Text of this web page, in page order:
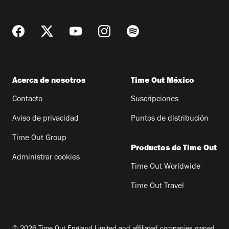
Acerca de nosotros
Contacto
Aviso de privacidad
Time Out Group
Administrar cookies
Time Out México
Suscripciones
Puntos de distribución
Productos de Time Out
Time Out Worldwide
Time Out Travel